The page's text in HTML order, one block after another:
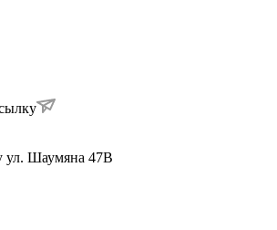
ул. Шаумяна 47В